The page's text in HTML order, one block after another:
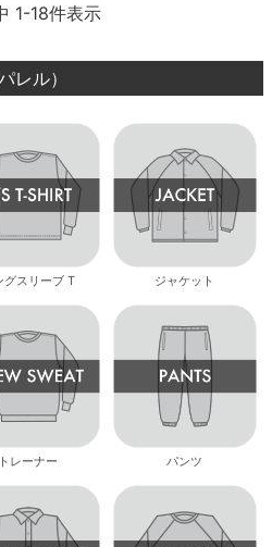
1-18件表示
レル）
グスリーブ T ジャケット
トレーナー パンツ